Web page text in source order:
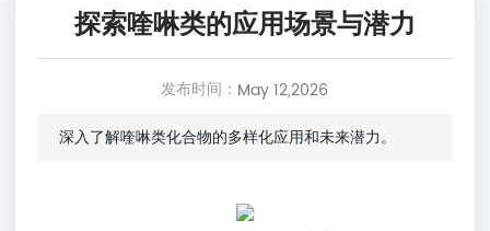
探索喹啉类的应用场景与潜力
发布时间： May 12,2026
深入了解喹啉类化合物的多样化应用和未来潜力。